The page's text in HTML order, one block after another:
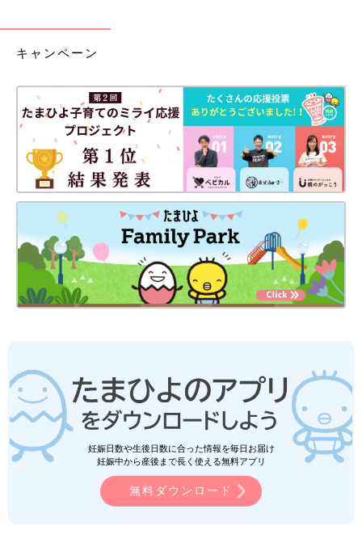
キャンペーン
妊娠日数や生後日数に合った情報を毎日お届け
妊娠中から産後まで長く使える無料アプリ
無料ダウンロード